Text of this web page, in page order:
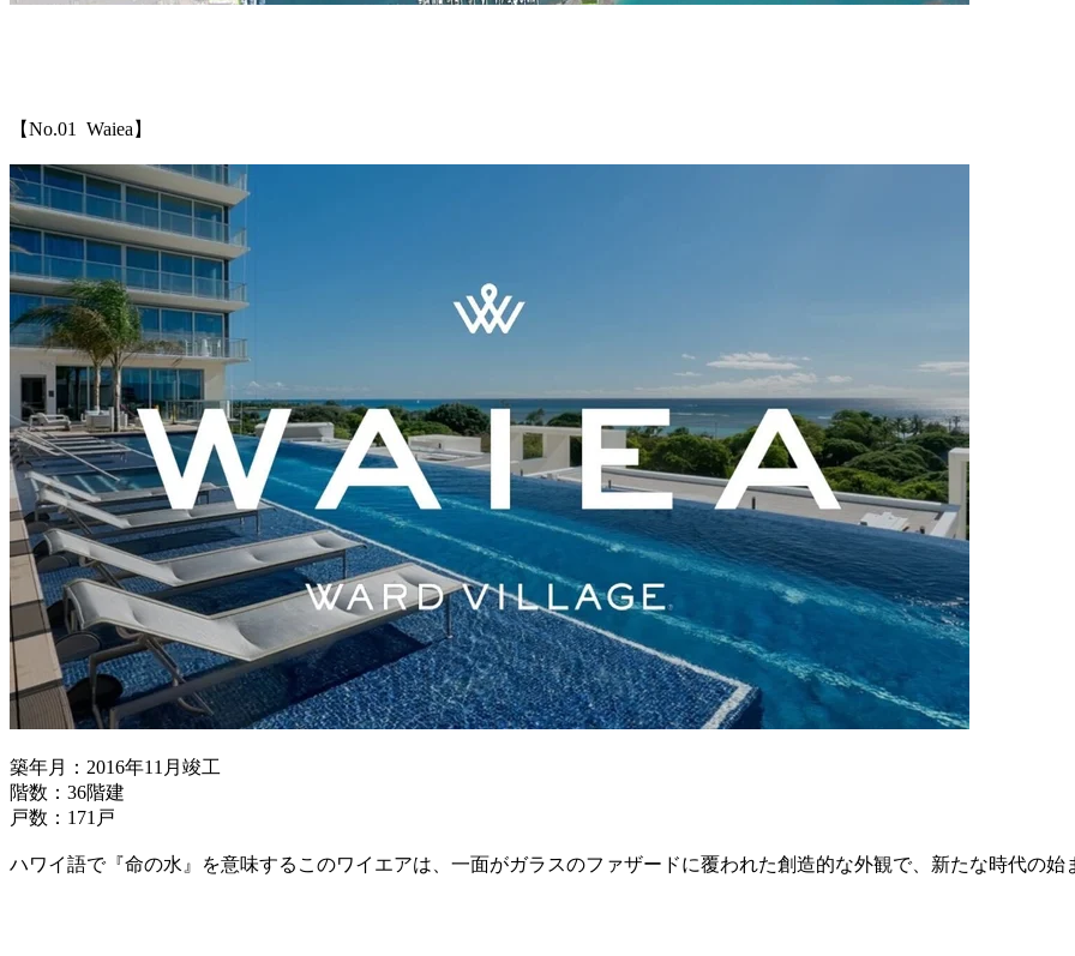
【No.01 Waiea】
築年月：2016年11月竣工
階数：36階建
戸数：171戸
ハワイ語で『命の水』を意味するこのワイエアは、一面がガラスのファザードに覆われた創造的な外観で、新たな時代の始